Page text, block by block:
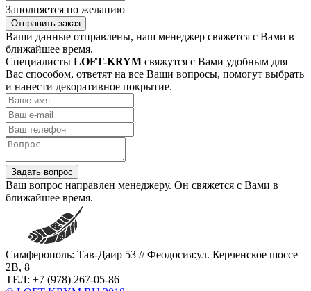
Заполняется по желанию
Отправить заказ
Ваши данные отправлены, наш менеджер свяжется с Вами в
ближайшее время.
Специалисты LOFT-KRYM свяжутся с Вами удобным для
Вас способом, ответят на все Ваши вопросы, помогут выбрать
и нанести декоративное покрытие.
Задать вопрос
Ваш вопрос направлен менеджеру. Он свяжется с Вами в
ближайшее время.
Симферополь: Тав-Даир 53 // Феодосия:ул. Керченское шоссе
2В, 8
ТЕЛ: +7 (978) 267-05-86